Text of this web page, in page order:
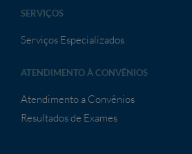
SERVIÇOS
Serviços Especializados
ATENDIMENTO À CONVÊNIOS
Atendimento a Convênios
Resultados de Exames